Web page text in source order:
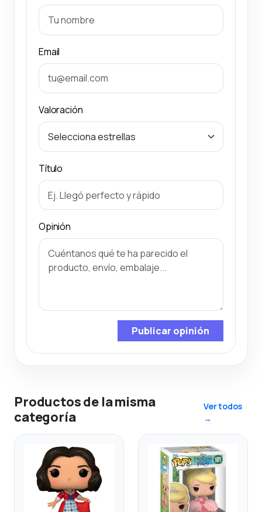
Email
Valoración
Título
Opinión
Publicar opinión
Productos de la misma
categoría
Ver todos
→